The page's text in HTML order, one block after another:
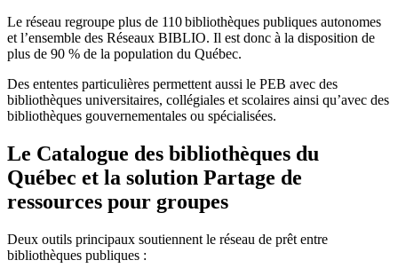
Le réseau regroupe plus de 110bibliothèques publiques autonomes
et l’ensemble des Réseaux BIBLIO. Il est donc à la disposition de
plus de 90 % de la population du Québec.
Des ententes particulières permettent aussi le PEB avec des
bibliothèques universitaires, collégiales et scolaires ainsi qu’avec des
bibliothèques gouvernementales ou spécialisées.
Le Catalogue des bibliothèques du
Québec et la solution Partage de
ressources pour groupes
Deux outils principaux soutiennent le réseau de prêt entre
bibliothèques publiques :